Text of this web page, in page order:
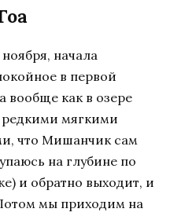
начала
в первой
вообще как в озере
редкими мягкими
что Мишанчик сам
на глубине по
и обратно выходит, и
мы приходим на